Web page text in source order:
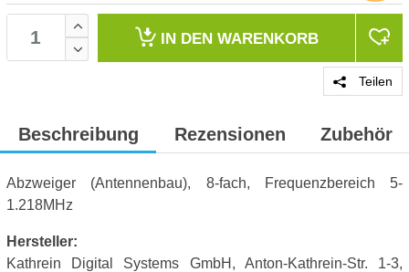
IN DEN WARENKORB
Teilen
Beschreibung Rezensionen Zubehör
Abzweiger (Antennenbau), 8-fach, Frequenzbereich 5-
1.218MHz
Hersteller:
Kathrein Digital Systems GmbH, Anton-Kathrein-Str. 1-3,